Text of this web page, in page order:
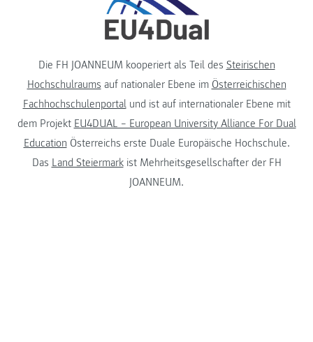
Die FH JOANNEUM kooperiert als Teil des Steirischen
Hochschulraums auf nationaler Ebene im Österreichischen
Fachhochschulenportalund ist auf internationaler Ebene mit
dem Projekt EU4DUAL – European University Alliance For Dual
Education Österreichs erste Duale Europäische Hochschule.
Das Land Steiermarkist Mehrheitsgesellschafter der FH
JOANNEUM.